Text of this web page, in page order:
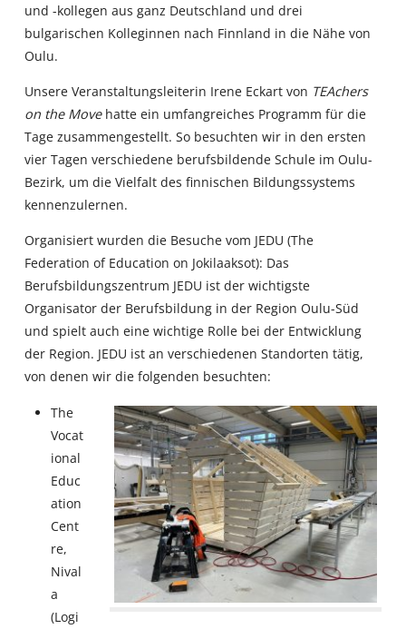
und -kollegen aus ganz Deutschland und drei
bulgarischen Kolleginnen nach Finnland in die Nähe von
Oulu.
Unsere Veranstaltungsleiterin Irene Eckart von TEAchers
on the Movehatte ein umfangreiches Programm für die
Tage zusammengestellt. So besuchten wir in den ersten
vier Tagen verschiedene berufsbildende Schule im Oulu-
Bezirk, um die Vielfalt des finnischen Bildungssystems
kennenzulernen.
Organisiert wurden die Besuche vom JEDU (The
Federation of Education on Jokilaaksot): Das
Berufsbildungszentrum JEDU ist der wichtigste
Organisator der Berufsbildung in der Region Oulu-Süd
und spielt auch eine wichtige Rolle bei der Entwicklung
der Region. JEDU ist an verschiedenen Standorten tätig,
von denen wir die folgenden besuchten:
The
Vocat
ional
Educ
ation
Cent
re,
Nival
a
(Logi